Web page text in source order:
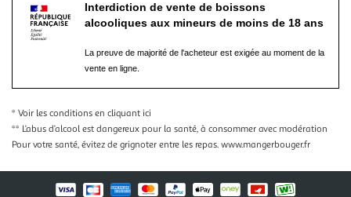
Interdiction de vente de boissons
alcooliques aux mineurs de moins de 18 ans
La preuve de majorité de l'acheteur est exigée au moment de la
vente en ligne.
* Voir les conditions en cliquant ici
** L’abus d’alcool est dangereux pour la santé, à consommer avec modération
Pour votre santé, évitez de grignoter entre les repas. www.mangerbouger.fr